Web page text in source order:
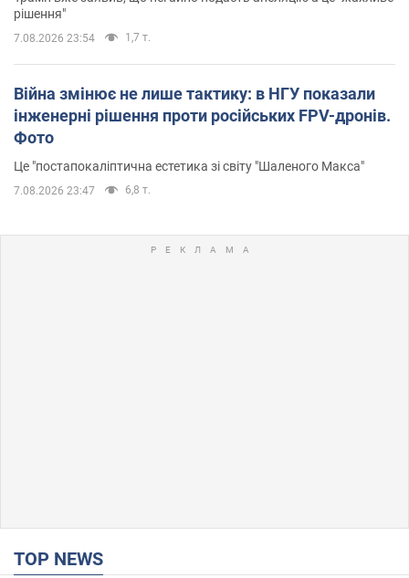
рішення"
7.08.2026 23:54 1,7 т.
Війна змінює не лише тактику: в НГУ показали
інженерні рішення проти російських FPV-дронів.
Фото
Це "постапокаліптична естетика зі світу "Шаленого Макса"
7.08.2026 23:47 6,8 т.
TOP NEWS